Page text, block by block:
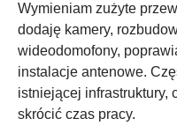
Wymieniam zużyte
dodaję kamery,
wideodomofony,
instalacje antenowe.
istniejącej infrastruktury,
skrócić czas pracy.